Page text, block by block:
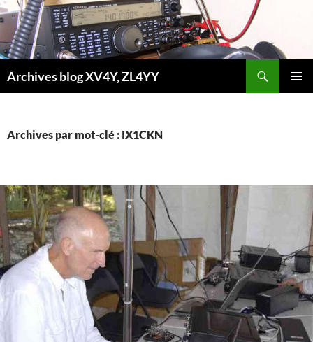
Aller
au
contenu
Archives blog XV4Y, ZL4YY
Archives par mot-clé : IX1CKN